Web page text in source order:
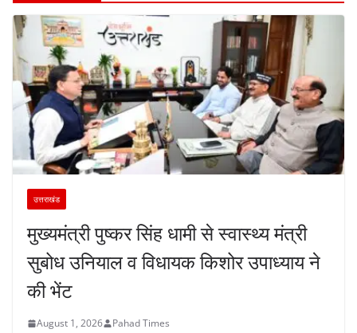
उत्तराखंड
मुख्यमंत्री पुष्कर सिंह धामी से स्वास्थ्य मंत्री
सुबोध उनियाल व विधायक किशोर उपाध्याय ने
की भेंट
August 1, 2026 Pahad Times